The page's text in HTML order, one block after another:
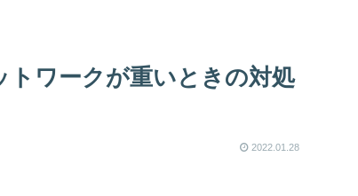
ワークが重いときの対処
2022.01.28